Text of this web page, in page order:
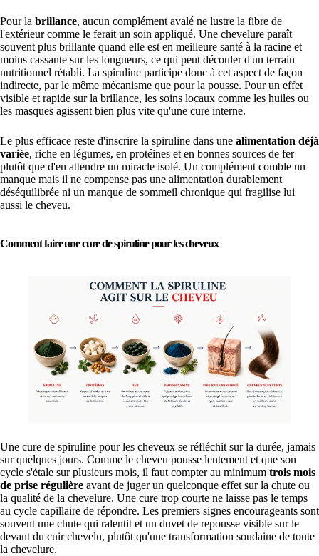
Pour la brillance, aucun complément avalé ne lustre la fibre de
l'extérieur comme le ferait un soin appliqué. Une chevelure paraît
souvent plus brillante quand elle est en meilleure santé à la racine et
moins cassante sur les longueurs, ce qui peut découler d'un terrain
nutritionnel rétabli. La spiruline participe donc à cet aspect de façon
indirecte, par le même mécanisme que pour la pousse. Pour un effet
visible et rapide sur la brillance, les soins locaux comme les huiles ou
les masques agissent bien plus vite qu'une cure interne.
Le plus efficace reste d'inscrire la spiruline dans une alimentation déjà
variée, riche en légumes, en protéines et en bonnes sources de fer
plutôt que d'en attendre un miracle isolé. Un complément comble un
manque mais il ne compense pas une alimentation durablement
déséquilibrée ni un manque de sommeil chronique qui fragilise lui
aussi le cheveu.
Comment faire une cure de spiruline pour les cheveux
Une cure de spiruline pour les cheveux se réfléchit sur la durée, jamais
sur quelques jours. Comme le cheveu pousse lentement et que son
cycle s'étale sur plusieurs mois, il faut compter au minimum trois mois
de prise régulière avant de juger un quelconque effet sur la chute ou
la qualité de la chevelure. Une cure trop courte ne laisse pas le temps
au cycle capillaire de répondre. Les premiers signes encourageants sont
souvent une chute qui ralentit et un duvet de repousse visible sur le
devant du cuir chevelu, plutôt qu'une transformation soudaine de toute
la chevelure.